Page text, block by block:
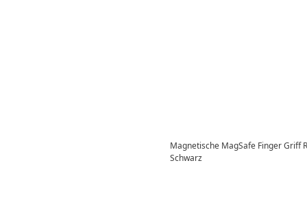
Magnetische MagSafe Finger Griff
Schwarz